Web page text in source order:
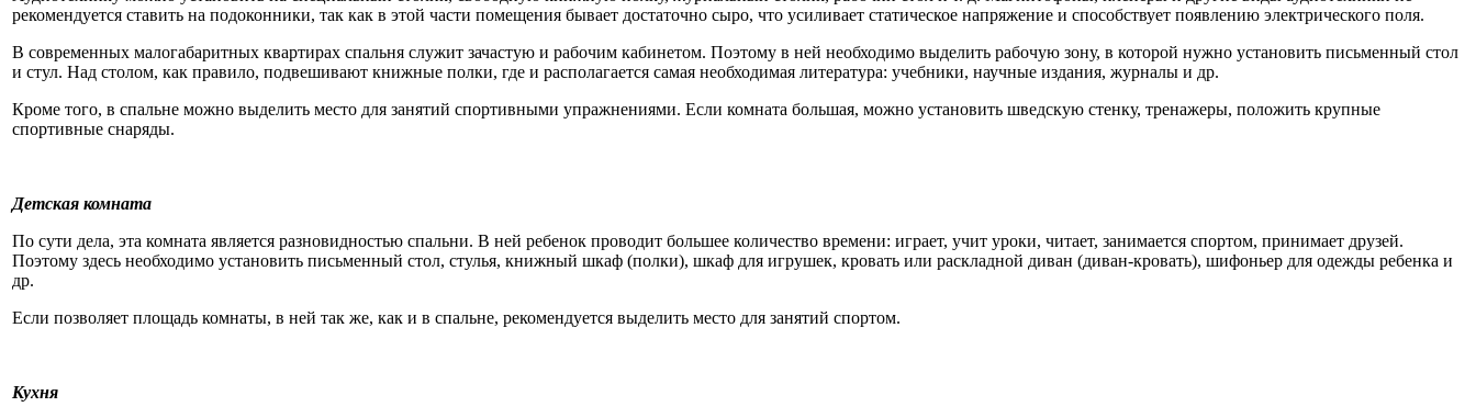
рекомендуется ставить на подоконники, так как в этой части помещения бывает достаточно сыро, что усиливает статическое напряжение и способствует появлению электрического поля.
В современных малогабаритных квартирах спальня служит зачастую и рабочим кабинетом. Поэтому в ней необходимо выделить рабочую зону, в которой нужно установить письменный стол
и стул. Над столом, как правило, подвешивают книжные полки, где и располагается самая необходимая литература: учебники, научные издания, журналы и др.
Кроме того, в спальне можно выделить место для занятий спортивными упражнениями. Если комната большая, можно установить шведскую стенку, тренажеры, положить крупные
спортивные снаряды.
Детская комната
По сути дела, эта комната является разновидностью спальни. В ней ребенок проводит большее количество времени: играет, учит уроки, читает, занимается спортом, принимает друзей.
Поэтому здесь необходимо установить письменный стол, стулья, книжный шкаф (полки), шкаф для игрушек, кровать или раскладной диван (диван-кровать), шифоньер для одежды ребенка и
др.
Если позволяет площадь комнаты, в ней так же, как и в спальне, рекомендуется выделить место для занятий спортом.
Кухня